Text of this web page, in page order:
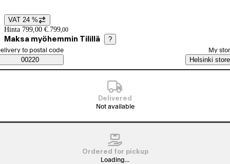
Price details
VAT 24 %
Hinta 799,00 €. 799,00
Maksa myöhemmin Tilillä ?
Saatavuustiedot
order method
to postal code
00220
My
Helsinki store
Delivered
Not available
Ordered for pickup
Loading...